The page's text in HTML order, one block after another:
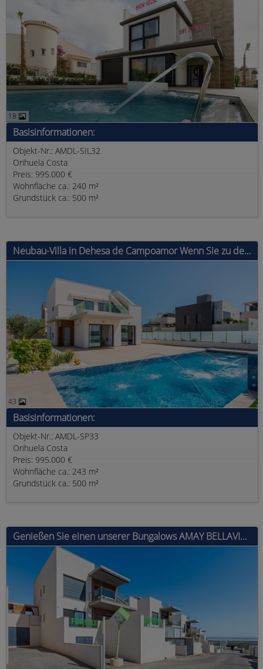
18
Basisinformationen:
Objekt-Nr.: AMDL-SIL32
Orihuela Costa
Preis: 995.000 €
Wohnfläche ca.: 240 m²
Grundstück ca.: 500 m²
Neubau-Villa in Dehesa de Campoamor Wenn Sie zu denjenigen gehören, die der Meinung sind, dass man für ein entspanntes Leben an der Costa B
43
Basisinformationen:
Objekt-Nr.: AMDL-SP33
Orihuela Costa
Preis: 995.000 €
Wohnfläche ca.: 243 m²
Grundstück ca.: 500 m²
Genießen Sie einen unserer Bungalows AMAY BELLAVISTA: Design, Komfort und Lage Unter den Hunderten von zum Verkauf stehenden Immobilien, di